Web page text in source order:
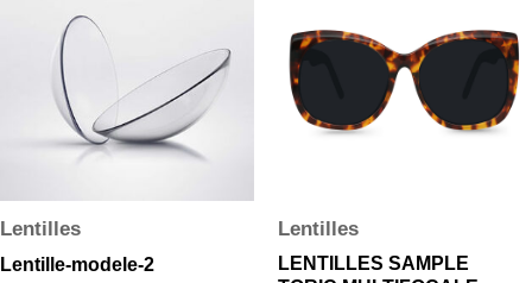
Lentilles
Lentille-modele-2
Lentilles
LENTILLES SAMPLE